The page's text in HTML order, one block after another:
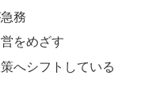
務
をめざす
へシフトしている